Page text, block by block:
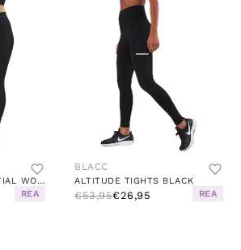
SPORTSWEAR ESSENTIAL WOMEN'S 7/8 MID-RISE LEGGINGS BLACK/WHITE
REA
BLACC
ALTITUDE TIGHTS BLACK
€53,95€26,95 REA